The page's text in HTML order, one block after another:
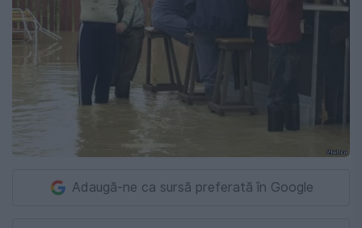
Adaugă-ne ca sursă preferată în Google